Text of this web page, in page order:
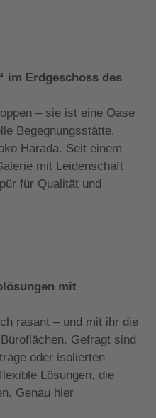
im Erdgeschoss des
– sie ist eine Oase
Begegnungsstätte,
Harada. Seit einem
mit Leidenschaft
für Qualität und
mit
rasant – und mit ihr die
Gefragt sind
oder isolierten
Lösungen, die
Genau hier